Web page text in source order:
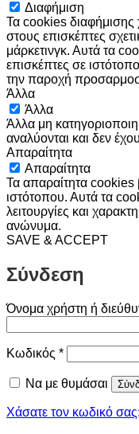
Διαφήμιση
Τα cookies διαφήμισης
στους επισκέπτες
μάρκετινγκ. Αυτά τα
επισκέπτες σε
την παροχή
Άλλα
Άλλα
Άλλα μη
αναλύονται και δεν
Απαραίτητα
Απαραίτητα
Τα απαραίτητα cookies
ιστότοπου. Αυτά τα
λειτουργίες και
ανώνυμα.
SAVE & ACCEPT
Σύνδεση
Όνομα χρήστη ή
Κωδικός *Απαιτείται
Να με θυμάσαι
Χάσατε τον κωδικό σας;